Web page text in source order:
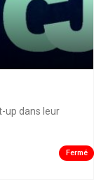
up dans leur
Fermé